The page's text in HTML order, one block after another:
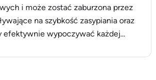
i może zostać zaburzona przez
na szybkość zasypiania oraz
efektywnie wypoczywać każdej
zastosować pięć trików,